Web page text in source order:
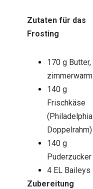
Zutaten für das
Frosting
170 g Butter,
zimmerwarm
140 g
Frischkäse
(Philadelphia
Doppelrahm)
140 g
Puderzucker
4 EL Baileys
Zubereitung